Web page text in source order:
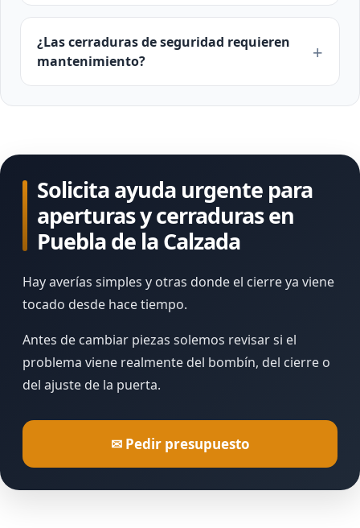
¿Las cerraduras de seguridad requieren
mantenimiento?
Solicita ayuda urgente para
aperturas y cerraduras en
Puebla de la Calzada
Hay averías simples y otras donde el cierre ya viene
tocado desde hace tiempo.
Antes de cambiar piezas solemos revisar si el
problema viene realmente del bombín, del cierre o
del ajuste de la puerta.
✉ Pedir presupuesto